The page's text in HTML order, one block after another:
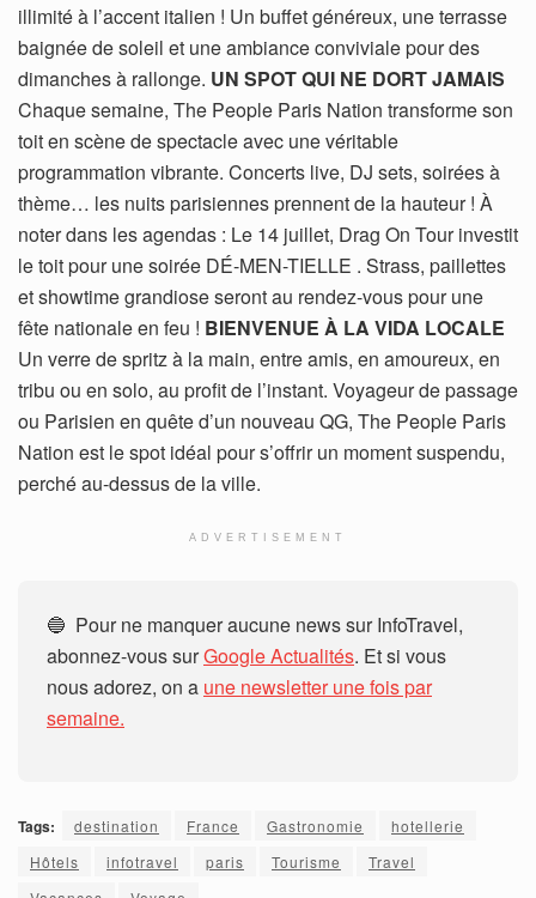
illimité à l’accent italien ! Un buffet généreux, une terrasse
baignée de soleil et une ambiance conviviale pour des
dimanches à rallonge. UN SPOT QUI NE DORT JAMAIS
Chaque semaine, The People Paris Nation transforme son
toit en scène de spectacle avec une véritable
programmation vibrante. Concerts live, DJ sets, soirées à
thème… les nuits parisiennes prennent de la hauteur ! À
noter dans les agendas : Le 14 juillet, Drag On Tour investit
le toit pour une soirée DÉ-MEN-TIELLE . Strass, paillettes
et showtime grandiose seront au rendez-vous pour une
fête nationale en feu ! BIENVENUE À LA VIDA LOCALE
Un verre de spritz à la main, entre amis, en amoureux, en
tribu ou en solo, au profit de l’instant. Voyageur de passage
ou Parisien en quête d’un nouveau QG, The People Paris
Nation est le spot idéal pour s’offrir un moment suspendu,
perché au-dessus de la ville.
ADVERTISEMENT
🔵 Pour ne manquer aucune news sur InfoTravel,
abonnez-vous surGoogle Actualités. Et si vous
nous adorez, on a une newsletter une fois par
semaine.
Tags: destination France Gastronomie
hotellerie
Hôtels
infotravel paris Tourisme
Travel